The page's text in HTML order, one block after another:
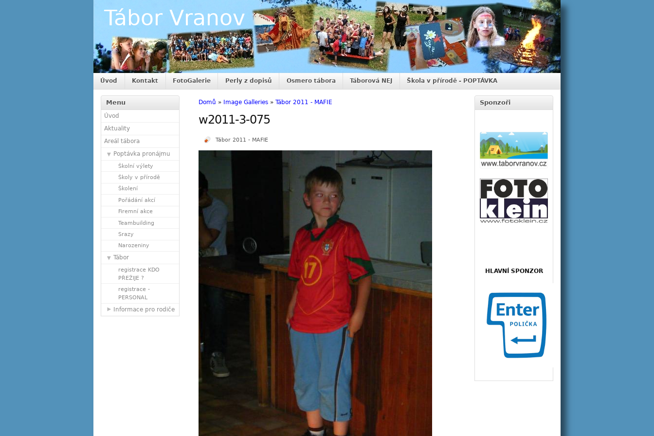
Tábor Vranov
Úvod Kontakt FotoGalerie Perly z dopisů Osmero tábora Táborová NEJ Škola v přírodě - POPTÁVKA
Menu
Úvod
Aktuality
Areál tábora
Poptávka pronájmu
Školní výlety
Školy v přírodě
Školení
Pořádání akcí
Firemní akce
Teambuilding
Srazy
Narozeniny
Tábor
registrace KDO
PŘEŽIJE ?
registrace -
PERSONAL
Informace pro rodiče
Domů » Image Galleries » Tábor 2011 - MAFIE
w2011-3-075
Tábor 2011 - MAFIE
Sponzoři
HLAVNÍ SPONZOR